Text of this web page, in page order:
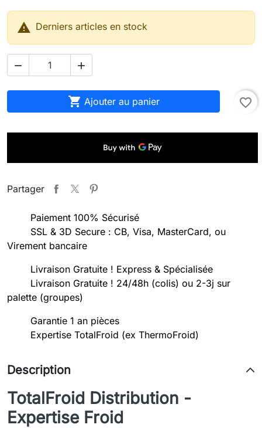
 Derniers articles en stock
 
 Ajouter au panier favorite_border
Partager
Paiement 100% Sécurisé
SSL & 3D Secure : CB, Visa, MasterCard, ou
Virement bancaire
Livraison Gratuite ! Express & Spécialisée
Livraison Gratuite ! 24/48h (colis) ou 2-3j sur
palette (groupes)
Garantie 1 an pièces
Expertise TotalFroid (ex ThermoFroid)
Description
TotalFroid Distribution -
Expertise Froid